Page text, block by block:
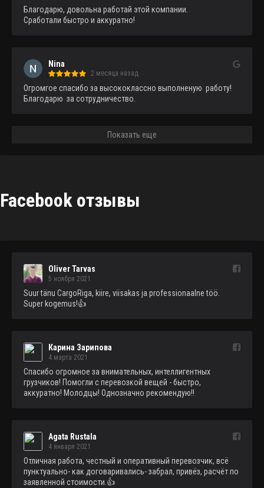
Благодарю, довольна работай этой компании.
Сработали быстро и аккуратно!
Nina
2 месяца назад
Огромгое спасибо за высококлассно выполненую  работу!
Благодарю  за сотрудничество.
Показать еще
Facebook отзывы
Oliver Tarvas
5 ноября 2021
Suur tänu CargoRiga, kiire, viisakas ja professionaalne töö.
Super kogemus!👍
Карина Зарипова
4 марта 2021
Спасибо огромное за внимательных, интеллигентных
грузчиков! Помогли с перевозкой вещей - быстро,
аккуратно! Молодцы! Однозначно рекомендую!!
Agata Rustala
4 января 2021
Отличная работа, честный и оперативный перевозчик, всё
пунктуально- как договаривались- забрал, привёз, расчёт по
заявленной стоимости.👍